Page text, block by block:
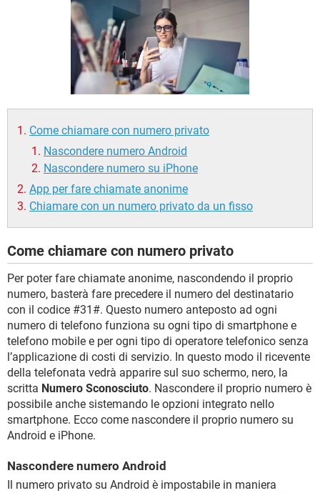
Come chiamare con numero privato
Nascondere numero Android
Nascondere numero su iPhone
App per fare chiamate anonime
Chiamare con un numero privato da un fisso
Come chiamare con numero privato
Per poter fare chiamate anonime, nascondendo il proprio
numero, basterà fare precedere il numero del destinatario
con il codice #31#. Questo numero anteposto ad ogni
numero di telefono funziona su ogni tipo di smartphone e
telefono mobile e per ogni tipo di operatore telefonico senza
l’applicazione di costi di servizio. In questo modo il ricevente
della telefonata vedrà apparire sul suo schermo, nero, la
scritta Numero Sconosciuto. Nascondere il proprio numero è
possibile anche sistemando le opzioni integrato nello
smartphone. Ecco come nascondere il proprio numero su
Android e iPhone.
Nascondere numero Android
Il numero privato su Android è impostabile in maniera